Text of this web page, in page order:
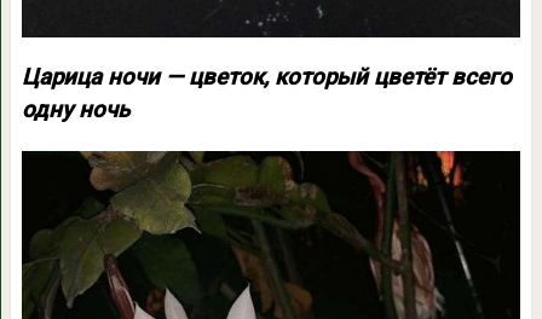
Царица ночи — цветок, который цветёт всего
одну ночь